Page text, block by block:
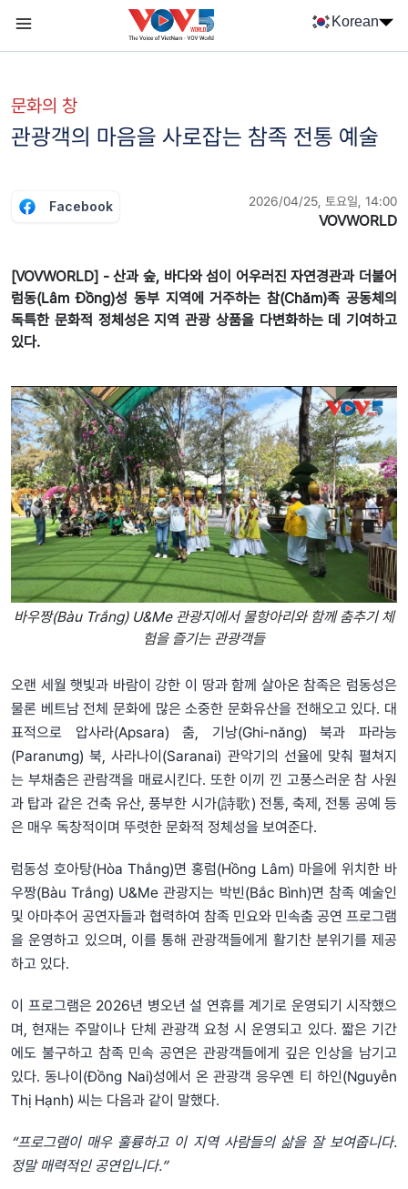
Korean
문화의 창
관광객의 마음을 사로잡는 참족 전통 예술
Facebook 2026/04/25, 토요일, 14:00
VOVWORLD
[VOVWORLD] - 산과 숲, 바다와 섬이 어우러진 자연경관과 더불어
럼동(Lâm Đồng)성 동부 지역에 거주하는 참(Chăm)족 공동체의
독특한 문화적 정체성은 지역 관광 상품을 다변화하는 데 기여하고
있다.
바우짱(Bàu Trắng) U&Me 관광지에서 물항아리와 함께 춤추기 체
험을 즐기는 관광객들
오랜 세월 햇빛과 바람이 강한 이 땅과 함께 살아온 참족은 럼동성은
물론 베트남 전체 문화에 많은 소중한 문화유산을 전해오고 있다. 대
표적으로 압사라(Apsara) 춤, 기낭(Ghi-năng) 북과 파라능
(Paranưng) 북, 사라나이(Saranai) 관악기의 선율에 맞춰 펼쳐지
는 부채춤은 관람객을 매료시킨다. 또한 이끼 낀 고풍스러운 참 사원
과 탑과 같은 건축 유산, 풍부한 시가(詩歌) 전통, 축제, 전통 공예 등
은 매우 독창적이며 뚜렷한 문화적 정체성을 보여준다.
럼동성 호아탕(Hòa Thắng)면 홍럼(Hồng Lâm) 마을에 위치한 바
우짱(Bàu Trắng) U&Me 관광지는 박빈(Bắc Bình)면 참족 예술인
및 아마추어 공연자들과 협력하여 참족 민요와 민속춤 공연 프로그램
을 운영하고 있으며, 이를 통해 관광객들에게 활기찬 분위기를 제공
하고 있다.
이 프로그램은 2026년 병오년 설 연휴를 계기로 운영되기 시작했으
며, 현재는 주말이나 단체 관광객 요청 시 운영되고 있다. 짧은 기간
에도 불구하고 참족 민속 공연은 관광객들에게 깊은 인상을 남기고
있다. 동나이(Đồng Nai)성에서 온 관광객 응우옌 티 하인(Nguyễn
Thị Hạnh) 씨는 다음과 같이 말했다.
“프로그램이 매우 훌륭하고 이 지역 사람들의 삶을 잘 보여줍니다.
정말 매력적인 공연입니다.”